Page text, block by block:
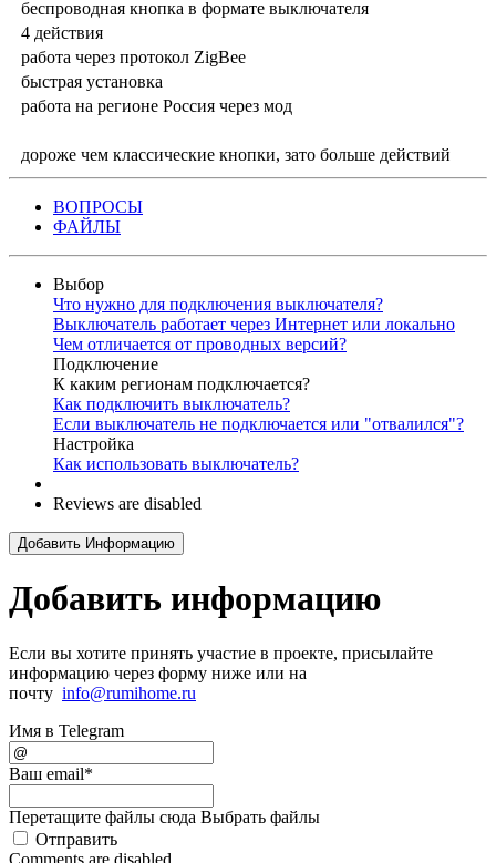
беспроводная кнопка в формате выключателя
4 действия
работа через протокол ZigBee
быстрая установка
работа на регионе Россия через мод
дороже чем классические кнопки, зато больше действий
ВОПРОСЫ
ФАЙЛЫ
Выбор
Что нужно для подключения выключателя?
Выключатель работает через Интернет или локально
Чем отличается от проводных версий?
Подключение
К каким регионам подключается?
Как подключить выключатель?
Если выключатель не подключается или "отвалился"?
Настройка
Как использовать выключатель?
Reviews are disabled
Добавить Информацию
Добавить информацию
Если вы хотите принять участие в проекте, присылайте
информацию через форму ниже или на
почту info@rumihome.ru
Имя в Telegram
Ваш email*
Перетащите файлы сюда Выбрать файлы
Отправить
Comments are disabled